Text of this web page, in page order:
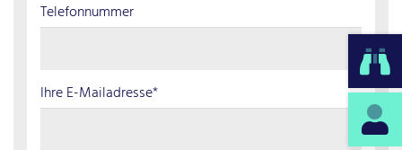
Telefonnummer
Ihre E-Mailadresse*